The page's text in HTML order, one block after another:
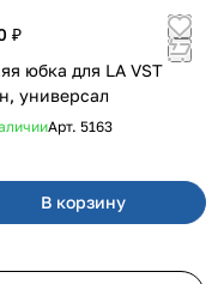
₽
юбка для LA VST
универсал
Арт. 5163
В корзину